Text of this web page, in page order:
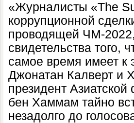
«Журналисты «The
коррупционной
проводящей ЧМ-
свидетельства того,
самое время имеет к
Джонатан Калверт и
президент
бен Хаммам тайно
незадолго до